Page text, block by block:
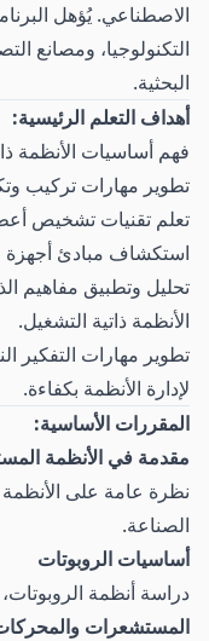
الاصطناعي. يُؤهل
التكنولوجيا، ومصانع
البحثية.
أهداف التعلم الرئيسية:
فهم أساسيات الأنظمة
تطوير مهارات تركيب
تعلم تقنيات تشخيص
استكشاف مبادئ أجهزة
تحليل وتطبيق مفاهيم
الأنظمة ذاتية التشغيل.
تطوير مهارات التفكير
لإدارة الأنظمة بكفاءة.
المقررات الأساسية:
مقدمة في الأنظمة
نظرة عامة على الأنظمة
الصناعة.
أساسيات الروبوتات
دراسة أنظمة الروبوتات،
المستشعرات